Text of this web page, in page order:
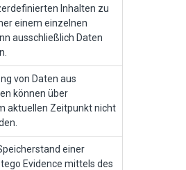
Inhalten zu
einem einzelnen
ausschließlich Daten
von Daten aus
können über
aktuellen Zeitpunkt nicht
einer
Evidence mittels des